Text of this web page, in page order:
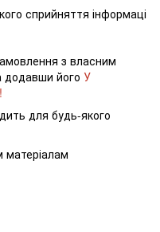
сприйняття інформаці
з власним
додавши його У
для будь-якого
матеріалам